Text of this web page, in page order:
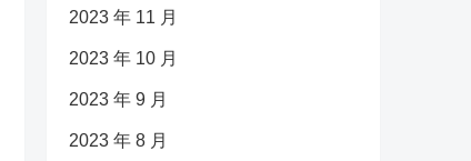
2023 年 11 月
2023 年 10 月
2023 年 9 月
2023 年 8 月